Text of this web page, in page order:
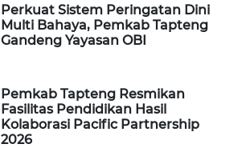
Perkuat Sistem Peringatan Dini
Multi Bahaya, Pemkab Tapteng
Gandeng Yayasan OBI
Pemkab Tapteng Resmikan
Fasilitas Pendidikan Hasil
Kolaborasi Pacific Partnership
2026